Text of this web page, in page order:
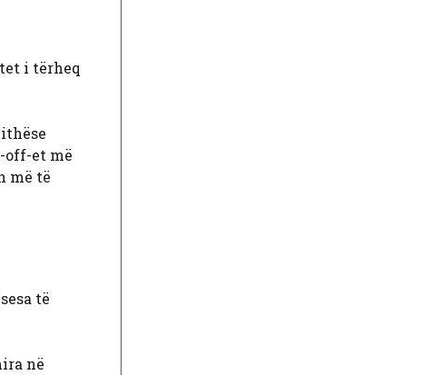
i tërheq
off-et më
më të
të
në